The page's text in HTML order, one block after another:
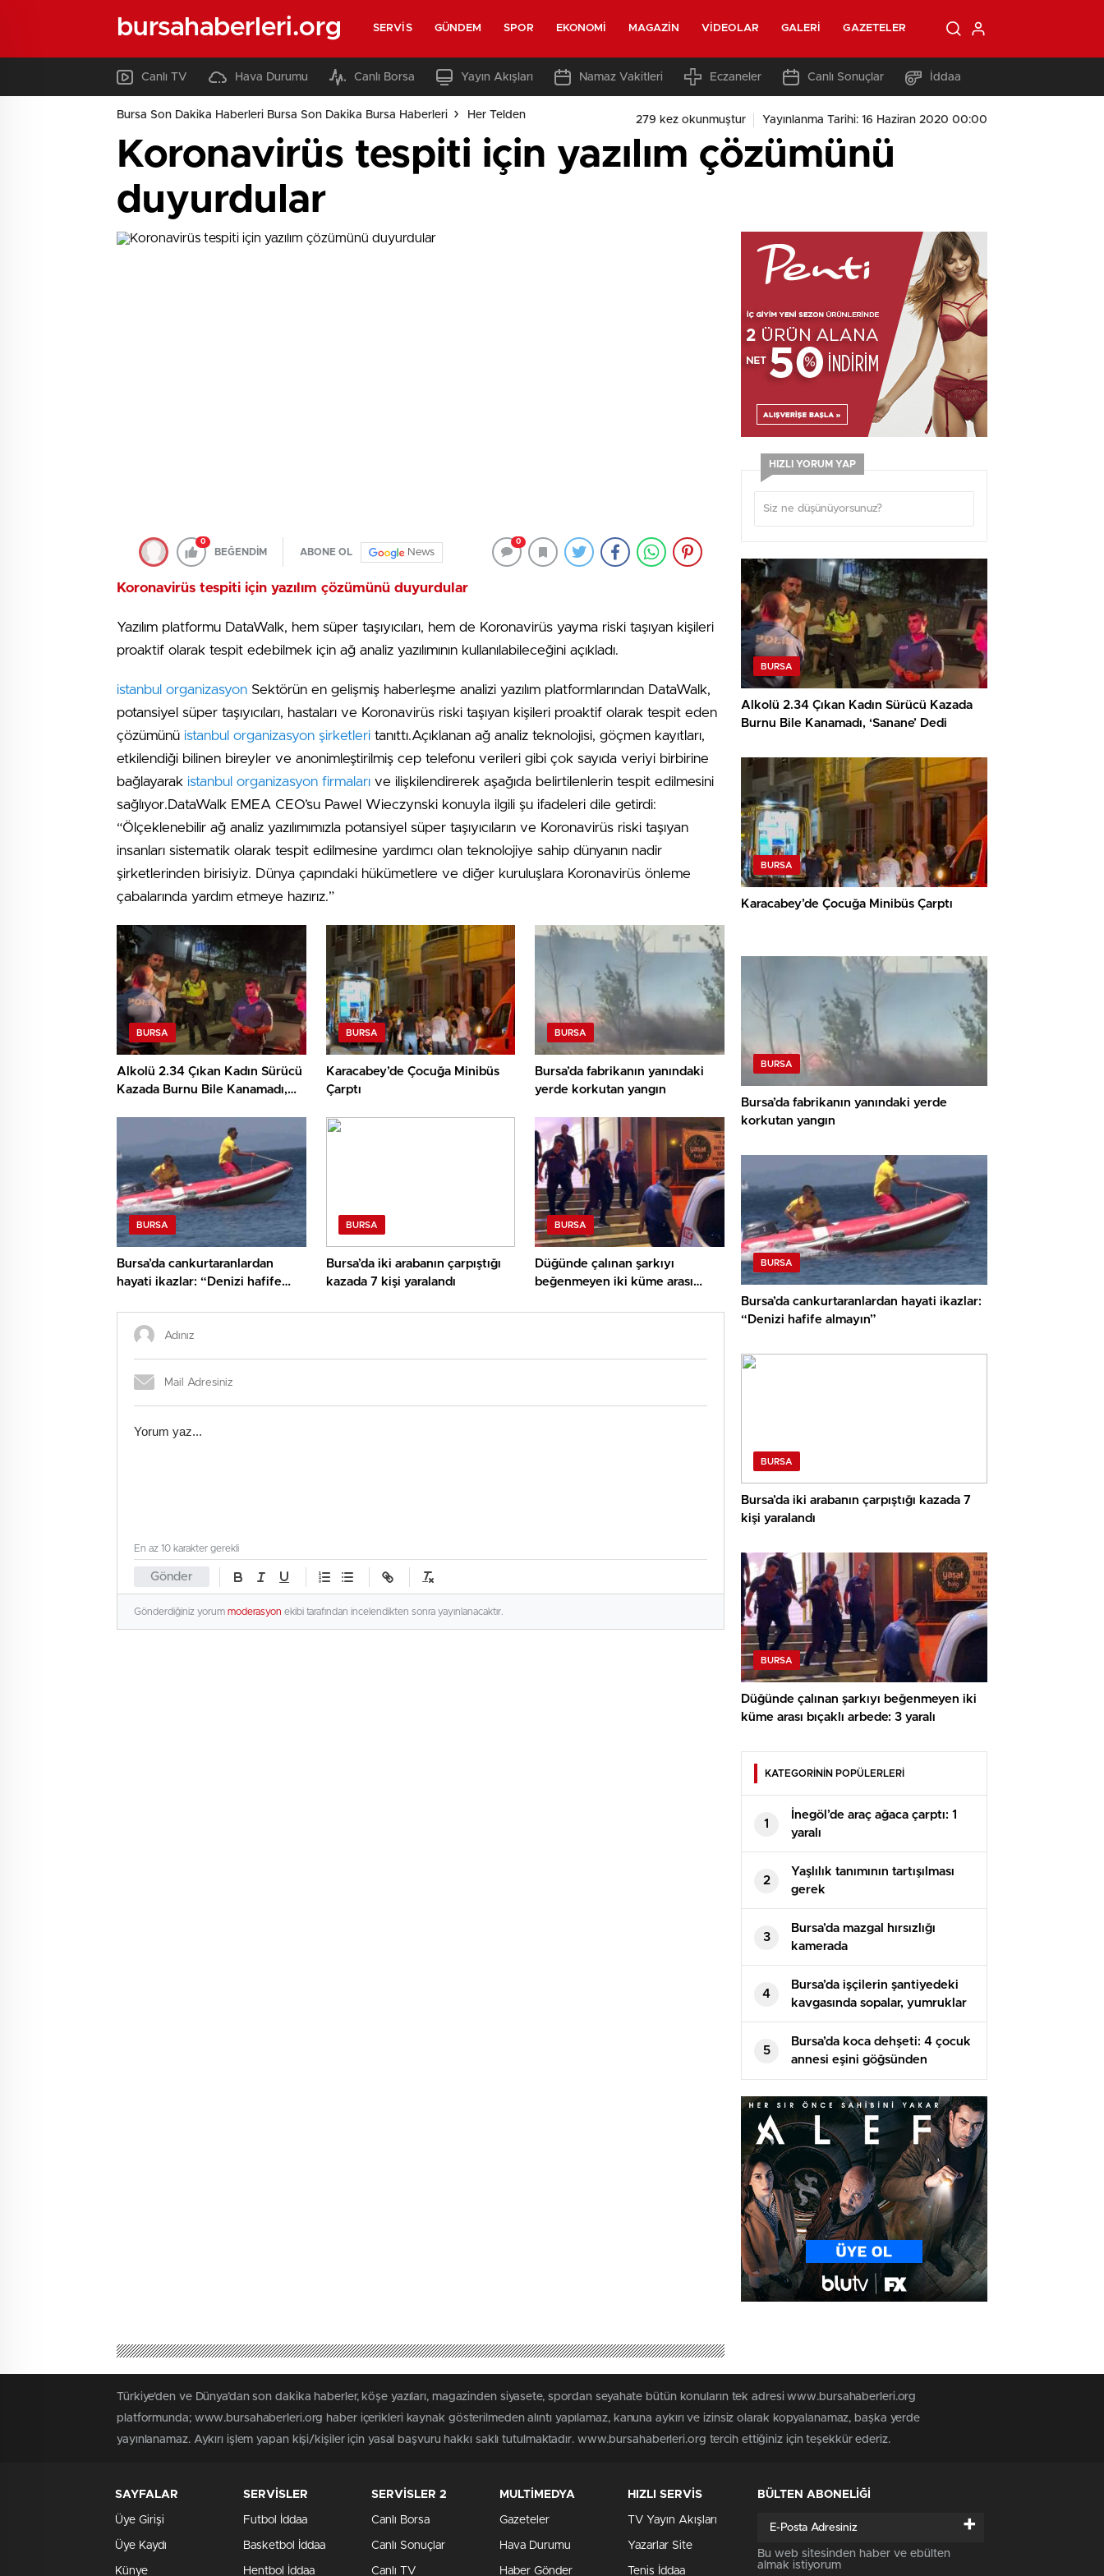
bursahaberleri.org SERVIS GÜNDEM SPOR EKONOMI MAGAZIN VIDEOLAR GALERI GAZETELER
Canlı TV Hava Durumu Canlı Borsa Yayın Akışları Namaz Vakitleri Eczaneler Canlı Sonuçlar İddaa
Bursa Son Dakika Haberleri Bursa Son Dakika Bursa Haberleri Her Telden 279 kez okunmuştur Yayınlanma Tarihi: 16 Haziran 2020 00:00
Koronavirüs tespiti için yazılım çözümünü
duyurdular
0
BEĞENDİM ABONE OL News
0
Koronavirüs tespiti için yazılım çözümünü duyurdular
Yazılım platformu DataWalk, hem süper taşıyıcıları, hem de Koronavirüs yayma riski taşıyan kişileri
proaktif olarak tespit edebilmek için ağ analiz yazılımının kullanılabileceğini açıkladı.
istanbul organizasyon Sektörün en gelişmiş haberleşme analizi yazılım platformlarından DataWalk,
potansiyel süper taşıyıcıları, hastaları ve Koronavirüs riski taşıyan kişileri proaktif olarak tespit eden
çözümünü istanbul organizasyon şirketleri tanıttı.Açıklanan ağ analiz teknolojisi, göçmen kayıtları,
etkilendiği bilinen bireyler ve anonimleştirilmiş cep telefonu verileri gibi çok sayıda veriyi birbirine
bağlayarak istanbul organizasyon firmaları ve ilişkilendirerek aşağıda belirtilenlerin tespit edilmesini
sağlıyor.DataWalk EMEA CEO’su Pawel Wieczynski konuyla ilgili şu ifadeleri dile getirdi:
“Ölçeklenebilir ağ analiz yazılımımızla potansiyel süper taşıyıcıların ve Koronavirüs riski taşıyan
insanları sistematik olarak tespit edilmesine yardımcı olan teknolojiye sahip dünyanın nadir
şirketlerinden birisiyiz. Dünya çapındaki hükümetlere ve diğer kuruluşlara Koronavirüs önleme
çabalarında yardım etmeye hazırız.”
BURSA
Alkolü 2.34 Çıkan Kadın Sürücü
Kazada Burnu Bile Kanamadı,
BURSA
Karacabey’de Çocuğa Minibüs
Çarptı
BURSA
Bursa’da fabrikanın yanındaki
yerde korkutan yangın
BURSA
Bursa’da cankurtaranlardan
hayati ikazlar: “Denizi hafife
BURSA
Bursa’da iki arabanın çarpıştığı
kazada 7 kişi yaralandı
BURSA
Düğünde çalınan şarkıyı
beğenmeyen iki küme arası
Gönder
En az 10 karakter gerekli
Gönderdiğiniz yorum moderasyon ekibi tarafından incelendikten sonra yayınlanacaktır.
HIZLI YORUM YAP
BURSA
Alkolü 2.34 Çıkan Kadın Sürücü Kazada
Burnu Bile Kanamadı, ‘Sanane’ Dedi
BURSA
Karacabey’de Çocuğa Minibüs Çarptı
BURSA
Bursa’da fabrikanın yanındaki yerde
korkutan yangın
BURSA
Bursa’da cankurtaranlardan hayati ikazlar:
“Denizi hafife almayın”
BURSA
Bursa’da iki arabanın çarpıştığı kazada 7
kişi yaralandı
BURSA
Düğünde çalınan şarkıyı beğenmeyen iki
küme arası bıçaklı arbede: 3 yaralı
KATEGORİNİN POPÜLERLERİ
1
İnegöl’de araç ağaca çarptı: 1
yaralı
2
Yaşlılık tanımının tartışılması
gerek
3
Bursa’da mazgal hırsızlığı
kamerada
4
Bursa’da işçilerin şantiyedeki
kavgasında sopalar, yumruklar
havada uçuştu
5
Bursa’da koca dehşeti: 4 çocuk
annesi eşini göğsünden
bıçaklayarak öldürdü
Türkiye'den ve Dünya’dan son dakika haberler, köşe yazıları, magazinden siyasete, spordan seyahate bütün konuların tek adresi www.bursahaberleri.org
platformunda; www.bursahaberleri.org haber içerikleri kaynak gösterilmeden alıntı yapılamaz, kanuna aykırı ve izinsiz olarak kopyalanamaz, başka yerde
yayınlanamaz. Aykırı işlem yapan kişi/kişiler için yasal başvuru hakkı saklı tutulmaktadır. www.bursahaberleri.org tercih ettiğiniz için teşekkür ederiz.
SAYFALAR
Üye Girişi
Üye Kaydı
Künye
SERVİSLER
Futbol İddaa
Basketbol İddaa
Hentbol İddaa
SERVİSLER 2
Canlı Borsa
Canlı Sonuçlar
Canlı TV
MULTİMEDYA
Gazeteler
Hava Durumu
Haber Gönder
HIZLI SERVİS
TV Yayın Akışları
Yazarlar Site
Tenis İddaa
BÜLTEN ABONELİĞİ
+
Bu web sitesinden haber ve ebülten
almak istiyorum